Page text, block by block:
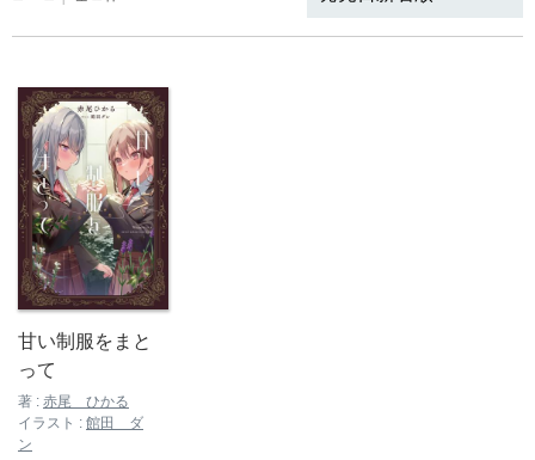
甘い制服をまと
って
著 : 赤尾 ひかる
イラスト : 館田 ダ
ン